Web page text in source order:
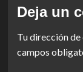
Deja un
Tu dirección
campos